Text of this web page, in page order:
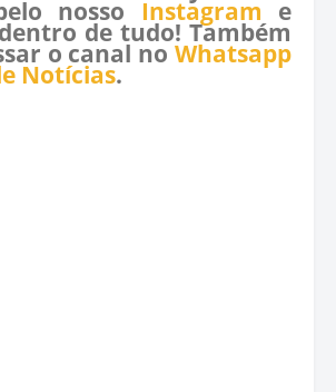
nosso Instagram e
de tudo! Também
o canal no Whatsapp
Notícias.